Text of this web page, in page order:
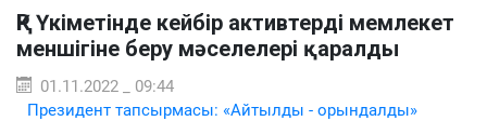
ҚР Үкіметінде кейбір активтерді мемлекет
меншігіне беру мәселелері қаралды
01.11.2022 _ 09:44
Президент тапсырмасы: «Айтылды - орындалды»